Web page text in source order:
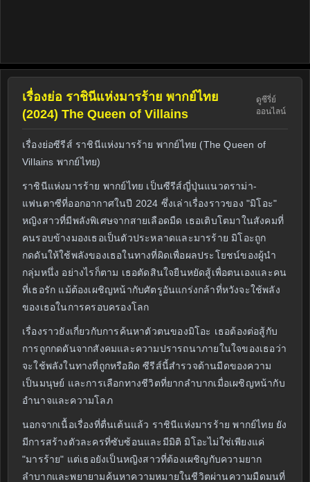
เรื่องย่อ ราชินีแห่งมารร้าย พากย์ไทย
(2024) The Queen of Villains
ดูซีรี่ย์
ออนไลน์
เรื่องย่อซีรีส์ ราชินีแห่งมารร้าย พากย์ไทย (The Queen of
Villains พากย์ไทย)
ราชินีแห่งมารร้าย พากย์ไทย เป็นซีรีส์ญี่ปุ่นแนวดราม่า-
แฟนตาซีที่ออกอากาศในปี 2024 ซึ่งเล่าเรื่องราวของ "มิโอะ"
หญิงสาวที่มีพลังพิเศษจากสายเลือดมืด เธอเติบโตมาในสังคมที่
คนรอบข้างมองเธอเป็นตัวประหลาดและมารร้าย มิโอะถูก
กดดันให้ใช้พลังของเธอในทางที่ผิดเพื่อผลประโยชน์ของผู้นำ
กลุ่มหนึ่ง อย่างไรก็ตาม เธอตัดสินใจยืนหยัดสู้เพื่อตนเองและคน
ที่เธอรัก แม้ต้องเผชิญหน้ากับศัตรูอันแกร่งกล้าที่หวังจะใช้พลัง
ของเธอในการครอบครองโลก
เรื่องราวยังเกี่ยวกับการค้นหาตัวตนของมิโอะ เธอต้องต่อสู้กับ
การถูกกดดันจากสังคมและความปรารถนาภายในใจของเธอว่า
จะใช้พลังในทางที่ถูกหรือผิด ซีรีส์นี้สำรวจด้านมืดของความ
เป็นมนุษย์ และการเลือกทางชีวิตที่ยากลำบากเมื่อเผชิญหน้ากับ
อำนาจและความโลภ
นอกจากเนื้อเรื่องที่ตื่นเต้นแล้ว ราชินีแห่งมารร้าย พากย์ไทย ยัง
มีการสร้างตัวละครที่ซับซ้อนและมีมิติ มิโอะไม่ใช่เพียงแค่
"มารร้าย" แต่เธอยังเป็นหญิงสาวที่ต้องเผชิญกับความยาก
ลำบากและพยายามค้นหาความหมายในชีวิตผ่านความมืดมนที่